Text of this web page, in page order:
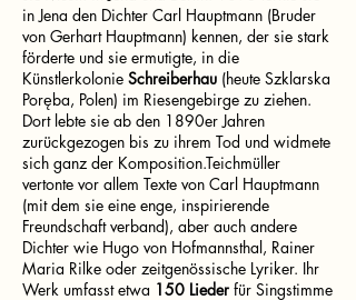
in Jena den Dichter Carl Hauptmann (Bruder
von Gerhart Hauptmann) kennen, der sie stark
förderte und sie ermutigte, in die
Künstlerkolonie Schreiberhau (heute Szklarska
Poręba, Polen) im Riesengebirge zu ziehen.
Dort lebte sie ab den 1890er Jahren
zurückgezogen bis zu ihrem Tod und widmete
sich ganz der Komposition.Teichmüller
vertonte vor allem Texte von Carl Hauptmann
(mit dem sie eine enge, inspirierende
Freundschaft verband), aber auch andere
Dichter wie Hugo von Hofmannsthal, Rainer
Maria Rilke oder zeitgenössische Lyriker. Ihr
Werk umfasst etwa 150 Lieder für Singstimme